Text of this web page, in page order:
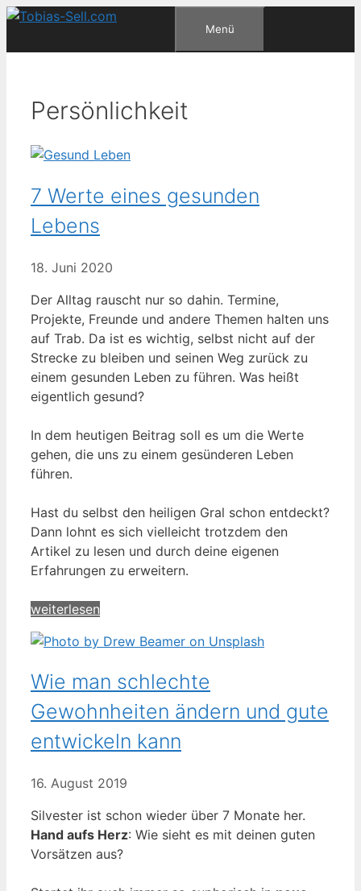
Zum
springen
Menü
Persönlichkeit
7 Werte eines gesunden
Lebens
18. Juni 2020
Der Alltag rauscht nur so dahin. Termine,
Projekte, Freunde und andere Themen halten uns
auf Trab. Da ist es wichtig, selbst nicht auf der
Strecke zu bleiben und seinen Weg zurück zu
einem gesunden Leben zu führen. Was heißt
eigentlich gesund?
In dem heutigen Beitrag soll es um die Werte
gehen, die uns zu einem gesünderen Leben
führen.
Hast du selbst den heiligen Gral schon entdeckt?
Dann lohnt es sich vielleicht trotzdem den
Artikel zu lesen und durch deine eigenen
Erfahrungen zu erweitern.
weiterlesen
Wie man schlechte
Gewohnheiten ändern und gute
entwickeln kann
16. August 2019
Silvester ist schon wieder über 7 Monate her.
Hand aufs Herz: Wie sieht es mit deinen guten
Vorsätzen aus?